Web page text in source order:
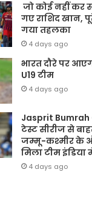
जो कोई नहीं कर
गए राशिद खान,
गया तहलका
4 days ago
भारत दौरे पर
U19 टीम
4 days ago
Jasprit Bumrah
टेस्ट सीरीज से
जम्मू-कश्मीर के
मिला टीम इंडिया
4 days ago